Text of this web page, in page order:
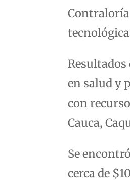
Resultados
en salud y
con
Cauca,
Se
cerca de